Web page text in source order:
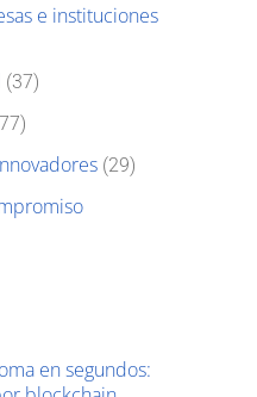
e instituciones
(37)
(29)
en segundos: